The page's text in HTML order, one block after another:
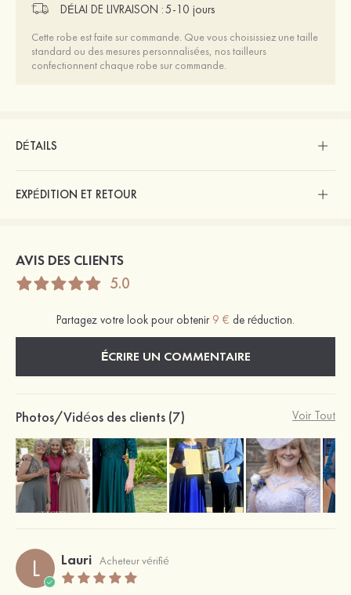
DÉLAI DE LIVRAISON :5-10 jours
Cette robe est faite sur commande. Que vous choisissiez une taille
standard ou des mesures personnalisées, nos tailleurs
confectionnent chaque robe sur commande.
DÉTAILS
EXPÉDITION ET RETOUR
AVIS DES CLIENTS
5.0
Partagez votre look pour obtenir 9 € de réduction.
ÉCRIRE UN COMMENTAIRE
Photos/Vidéos des clients (7) Voir Tout
L Lauri Acheteur vérifié